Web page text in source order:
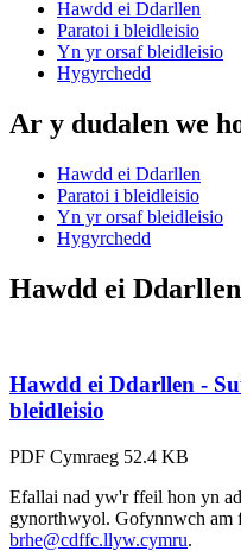
Hawdd ei Ddarllen
Paratoi i bleidleisio
Yn yr orsaf bleidleisio
Hygyrchedd
Ar y dudalen we
Hawdd ei Ddarllen
Paratoi i bleidleisio
Yn yr orsaf bleidleisio
Hygyrchedd
Hawdd ei Ddarllen
Hawdd ei Ddarllen -
bleidleisio
PDF Cymraeg 52.4 KB
Efallai nad yw'r ffeil hon yn
gynorthwyol. Gofynnwch am
brhe@cdffc.llyw.cymru.